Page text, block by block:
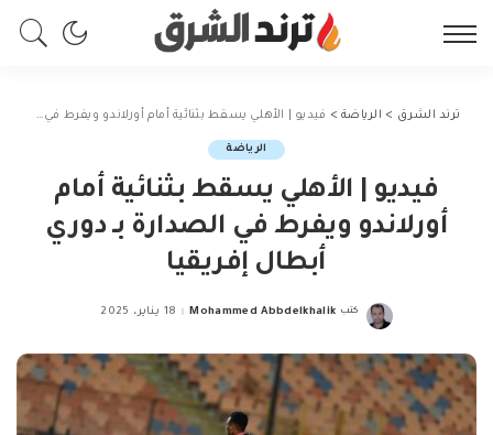
ترند الشرق > الرياضة> فيديو | الأهلي يسقط بثنائية أمام أورلاندو ويفرط في الصدارة بـ دوري أبطال إفريقيا
الرياضة
فيديو | الأهلي يسقط بثنائية أمام
أورلاندو ويفرط في الصدارة بـ دوري
أبطال إفريقيا
Posted
كتب Mohammed Abbdelkhalik 18 يناير، 2025